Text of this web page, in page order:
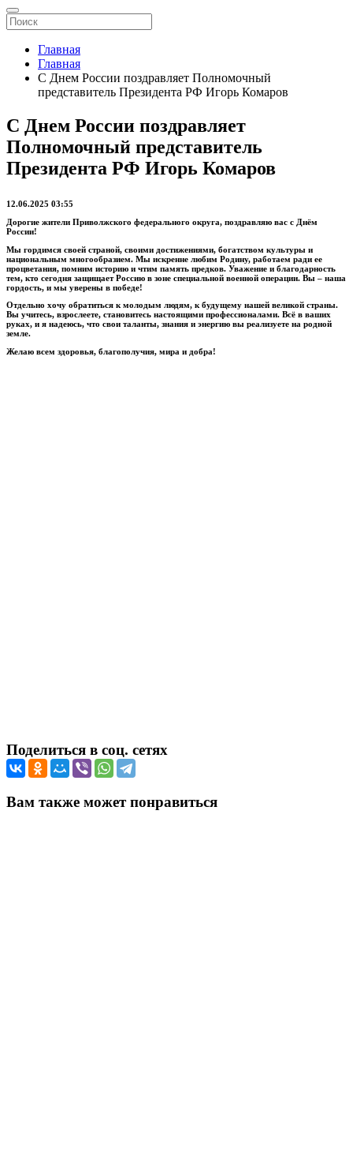
Главная
Главная
С Днем России поздравляет Полномочный
представитель Президента РФ Игорь Комаров
С Днем России поздравляет
Полномочный представитель
Президента РФ Игорь Комаров
12.06.2025 03:55
Дорогие жители Приволжского федерального округа, поздравляю вас с Днём
России!
Мы гордимся своей страной, своими достижениями, богатством культуры и
национальным многообразием. Мы искренне любим Родину, работаем ради ее
процветания, помним историю и чтим память предков. Уважение и благодарность
тем, кто сегодня защищает Россию в зоне специальной военной операции. Вы – наша
гордость, и мы уверены в победе!
Отдельно хочу обратиться к молодым людям, к будущему нашей великой страны.
Вы учитесь, взрослеете, становитесь настоящими профессионалами. Всё в ваших
руках, и я надеюсь, что свои таланты, знания и энергию вы реализуете на родной
земле.
Желаю всем здоровья, благополучия, мира и добра!
Поделиться в соц. сетях
Вам также может понравиться